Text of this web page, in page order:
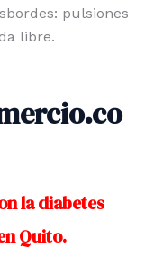
pulsiones
libre.
la diabetes
Quito.